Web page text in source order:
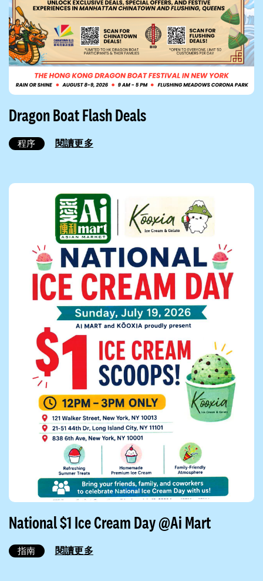
Dragon Boat Flash Deals
程序 閱讀更多
National $1 Ice Cream Day @Ai Mart
指南 閱讀更多